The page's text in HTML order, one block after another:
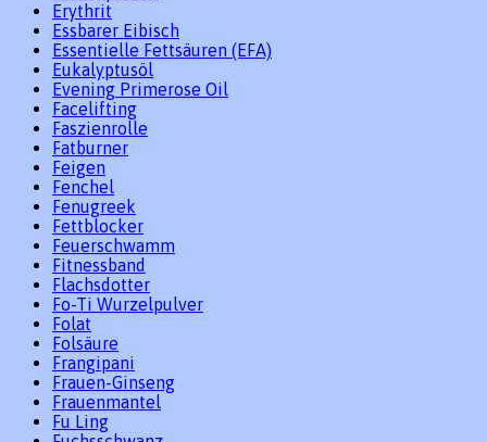
Erythrit
Essbarer Eibisch
Essentielle Fettsäuren (EFA)
Eukalyptusöl
Evening Primerose Oil
Facelifting
Faszienrolle
Fatburner
Feigen
Fenchel
Fenugreek
Fettblocker
Feuerschwamm
Fitnessband
Flachsdotter
Fo-Ti Wurzelpulver
Folat
Folsäure
Frangipani
Frauen-Ginseng
Frauenmantel
Fu Ling